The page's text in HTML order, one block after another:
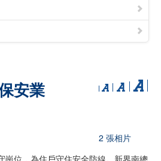
安業
2 張相片
崗位，為住戶守住安全防線。新界南總